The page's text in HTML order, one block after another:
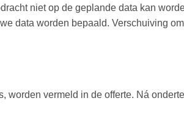
niet op de geplande data kan
data worden bepaald. Verschuiving
vermeld in de offerte. Ná